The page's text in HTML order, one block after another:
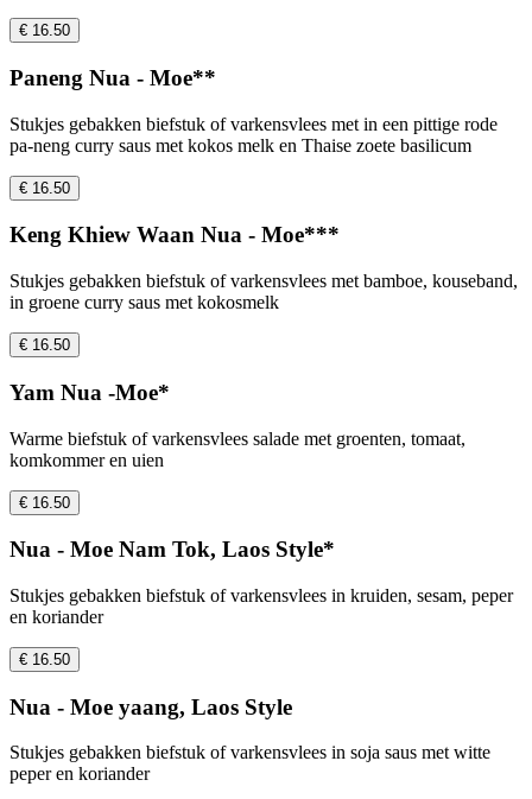
€ 16.50
Paneng Nua - Moe**
Stukjes gebakken biefstuk of varkensvlees met in een pittige rode
pa-neng curry saus met kokos melk en Thaise zoete basilicum
€ 16.50
Keng Khiew Waan Nua - Moe***
Stukjes gebakken biefstuk of varkensvlees met bamboe, kouseband,
in groene curry saus met kokosmelk
€ 16.50
Yam Nua -Moe*
Warme biefstuk of varkensvlees salade met groenten, tomaat,
komkommer en uien
€ 16.50
Nua - Moe Nam Tok, Laos Style*
Stukjes gebakken biefstuk of varkensvlees in kruiden, sesam, peper
en koriander
€ 16.50
Nua - Moe yaang, Laos Style
Stukjes gebakken biefstuk of varkensvlees in soja saus met witte
peper en koriander